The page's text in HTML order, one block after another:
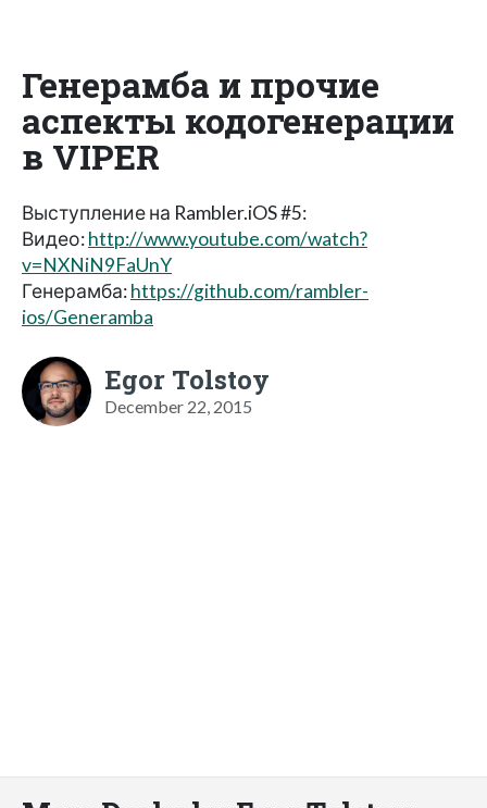
Генерамба и прочие
аспекты кодогенерации
в VIPER
Выступление на Rambler.iOS #5:
Видео:http://www.youtube.com/watch?
v=NXNiN9FaUnY
Генерамба:https://github.com/rambler-
ios/Generamba
Egor Tolstoy
December 22, 2015